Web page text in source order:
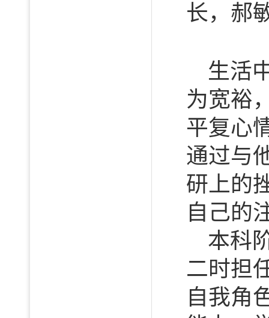
长，郝
生活
为宽裕
平复心
通过与
研上的
自己的
本科
二时担
自我角